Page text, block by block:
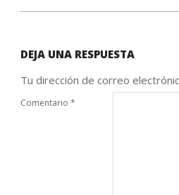
DEJA UNA RESPUESTA
Tu dirección de correo
Comentario *